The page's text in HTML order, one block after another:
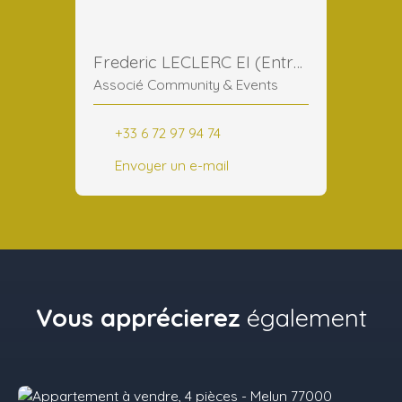
Frederic LECLERC EI (Entreprise Individuelle)
Associé Community & Events
+33 6 72 97 94 74
Envoyer un e-mail
Vous apprécierez également